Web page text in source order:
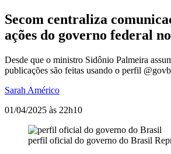
Secom centraliza
ações do governo federal
Desde que o ministro Sidônio Palmeira
publicações são feitas usando o perfil
Sarah Américo
01/04/2025 às 22h10
perfil oficial do governo do Brasil